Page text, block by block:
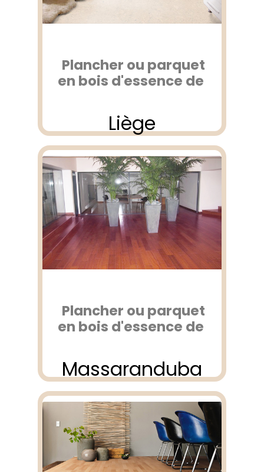
Plancher ou parquet
en bois d'essence de
Liège
Plancher ou parquet
en bois d'essence de
Massaranduba